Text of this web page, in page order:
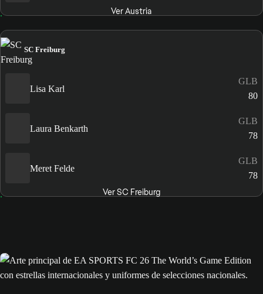
Ver Austria
SC Freiburg
Lisa Karl
GLB
80
Laura Benkarth
GLB
78
Meret Felde
GLB
78
Ver SC Freiburg